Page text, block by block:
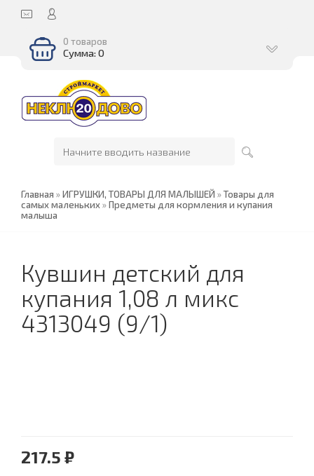
0 товаров
Сумма: 0
Главная »ИГРУШКИ, ТОВАРЫ ДЛЯ МАЛЫШЕЙ »Товары для
самых маленьких»Предметы для кормления и купания
малыша
Кувшин детский для
купания 1,08 л микс
4313049 (9/1)
217.5 ₽